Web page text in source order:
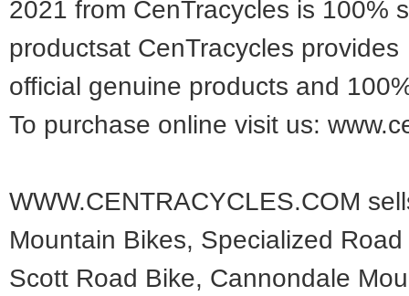
2021 from CenTracycles is 100%
productsat CenTracycles provides
official genuine products and
To purchase online visit us:
WWW.CENTRACYCLES.COM
Mountain Bikes, Specialized
Scott Road Bike, Cannondale